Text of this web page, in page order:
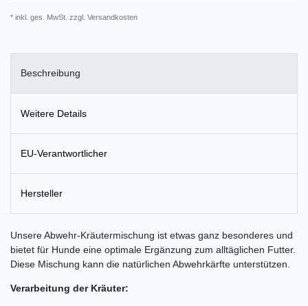
* inkl. ges. MwSt. zzgl. Versandkosten
Beschreibung
Weitere Details
EU-Verantwortlicher
Hersteller
Unsere Abwehr-Kräutermischung ist etwas ganz besonderes und
bietet für Hunde eine optimale Ergänzung zum alltäglichen Futter.
Diese Mischung kann die natürlichen Abwehrkärfte unterstützen.
Verarbeitung der Kräuter: